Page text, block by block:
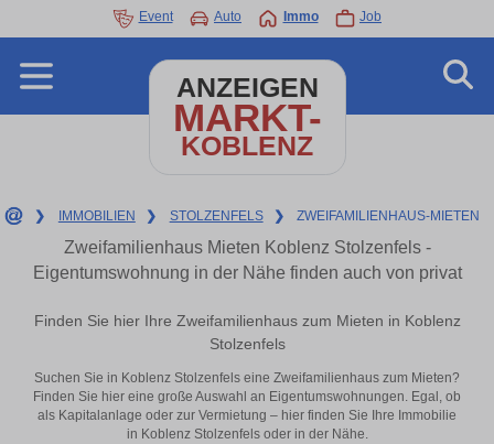
Event Auto Immo Job
ANZEIGEN
MARKT-
KOBLENZ
❯ IMMOBILIEN ❯ STOLZENFELS ❯ ZWEIFAMILIENHAUS-MIETEN
Zweifamilienhaus Mieten Koblenz Stolzenfels -
Eigentumswohnung in der Nähe finden auch von privat
Finden Sie hier Ihre Zweifamilienhaus zum Mieten in Koblenz
Stolzenfels
Suchen Sie in Koblenz Stolzenfels eine Zweifamilienhaus zum Mieten?
Finden Sie hier eine große Auswahl an Eigentumswohnungen. Egal, ob
als Kapitalanlage oder zur Vermietung – hier finden Sie Ihre Immobilie
in Koblenz Stolzenfels oder in der Nähe.